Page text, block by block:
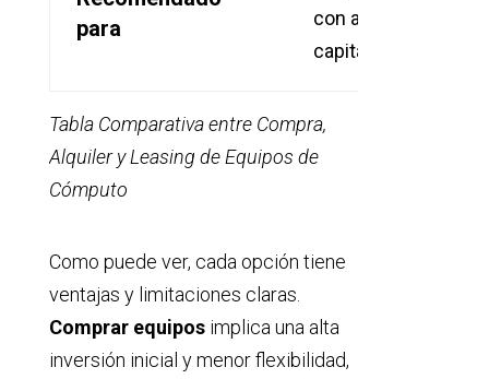
para
con alto
capital fijo
Tabla Comparativa entre Compra,
Alquiler y Leasing de Equipos de
Cómputo
Como puede ver, cada opción tiene
ventajas y limitaciones claras.
Comprar equiposimplica una alta
inversión inicial y menor flexibilidad,